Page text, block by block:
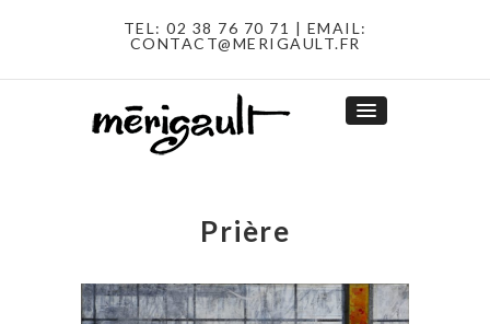
TEL: 02 38 76 70 71 | EMAIL:
CONTACT@MERIGAULT.FR
Prière